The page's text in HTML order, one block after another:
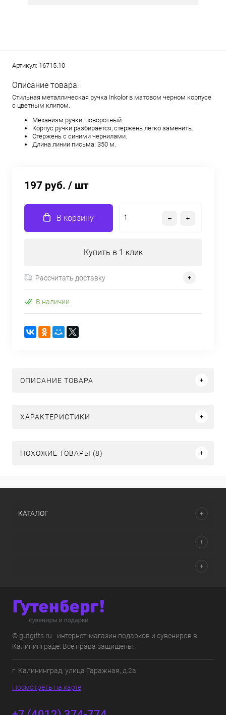
Артикул: 16715.10
Описание товара:
Стильная металлическая ручка Inkolor в матовом черном корпусе
с цветным клипом.
Механизм ручки: поворотный.
Корпус ручки разбирается, стержень легко заменить.
Стержень с синими чернилами.
Длина линии письма: 350 м.
197 руб. / шт
В корзину
Купить в 1 клик
Рассчитать доставку
В наличии
ОПИСАНИЕ ТОВАРА
ХАРАКТЕРИСТИКИ
ПОХОЖИЕ ТОВАРЫ (8)
КАТАЛОГ
© gutgifts.ru - интернет-магазин подарков и сувениров в
Калининграде. Все права защищены.
г. Калининград, улица Гаражная, д.2а
Посмотреть на карте